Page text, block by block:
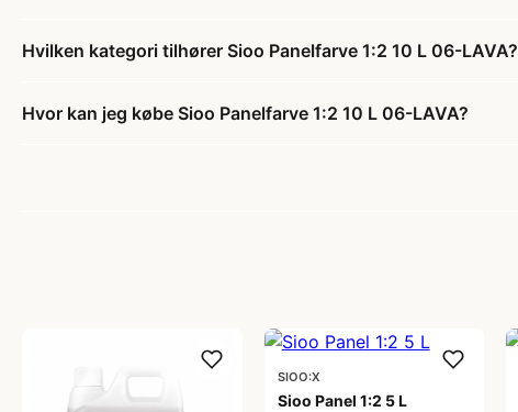
Hvilken kategori tilhører Sioo Panelfarve 1:2 10 L 06-LAVA?
Hvor kan jeg købe Sioo Panelfarve 1:2 10 L 06-LAVA?
SIOO:X
Sioo Panel 1:2 5 L